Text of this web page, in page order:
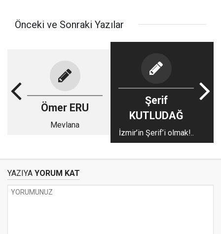
Önceki ve Sonraki Yazılar
Ömer ERU
Mevlana
Şerif
KUTLUDAĞ
İzmir’in Şerif’i olmak!..
YAZIYA YORUM KAT